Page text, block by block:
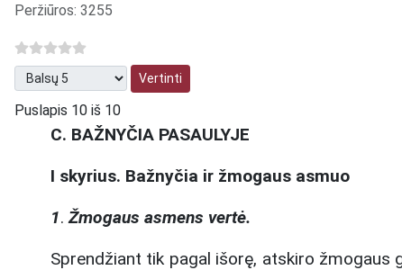
Išsami informacija
Peržiūros: 3255
Prašome įvertinti
Puslapis 10 iš 10
C. BAŽNYČIA PASAULYJE
I skyrius. Bažnyčia ir žmogaus asmuo
1.Žmogaus asmens vertė.
Sprendžiant tik pagal išorę, atskiro